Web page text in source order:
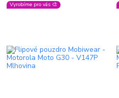
Vyrobíme pro vás 🎨